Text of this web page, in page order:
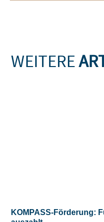
WEITERE
KOMPASS-Förderung: